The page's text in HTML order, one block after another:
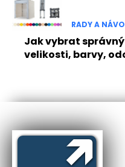
RADY A
Jak vybrat
velikosti, barvy,